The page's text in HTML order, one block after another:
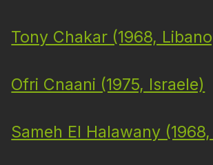
Tony Chakar (1968,
Ofri Cnaani (1975, Israele)
Sameh El Halawany